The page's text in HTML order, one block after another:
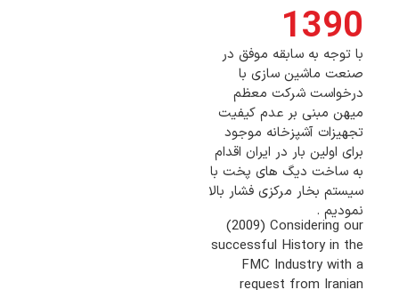
1390
با توجه به سابقه موفق در
صنعت ماشین سازی با
درخواست شرکت معظم
میهن مبنی بر عدم کیفیت
تجهیزات آشپزخانه موجود
برای اولین بار در ایران اقدام
به ساخت دیگ های پخت با
سیستم بخار مرکزی فشار بالا
نمودیم .
(2009) Considering our
successful History in the
FMC Industry with a
request from Iranian